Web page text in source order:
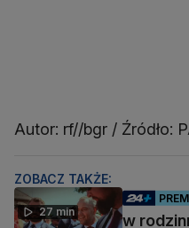
Autor: rf//bgr / Źródło:
ZOBACZ TAKŻE:
27 min
w